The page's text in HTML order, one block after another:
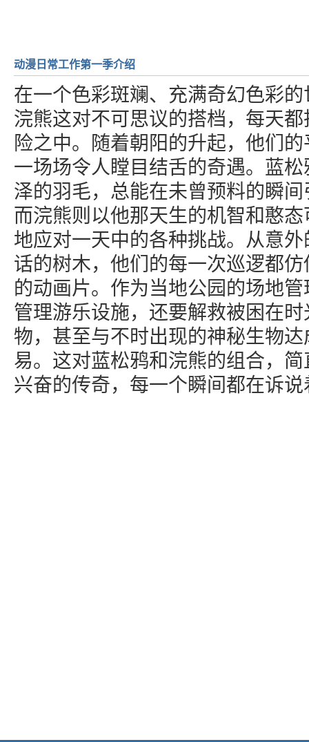
动漫日常工作第一季介绍
在一个色彩斑斓、充满奇幻色彩
浣熊这对不可思议的搭档，每天
险之中。随着朝阳的升起，他们
一场场令人瞠目结舌的奇遇。蓝
泽的羽毛，总能在未曾预料的瞬
而浣熊则以他那天生的机智和憨
地应对一天中的各种挑战。从意
话的树木，他们的每一次巡逻都
的动画片。作为当地公园的场地
管理游乐设施，还要解救被困在
物，甚至与不时出现的神秘生物
易。这对蓝松鸦和浣熊的组合，
兴奋的传奇，每一个瞬间都在诉